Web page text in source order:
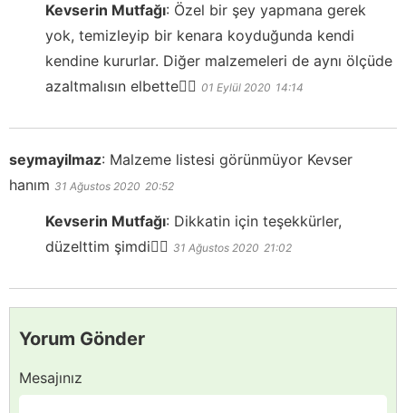
Kevserin Mutfağı: Özel bir şey yapmana gerek
yok, temizleyip bir kenara koyduğunda kendi
kendine kururlar. Diğer malzemeleri de aynı ölçüde
azaltmalısın elbette👍🏻 01 Eylül 2020 14:14
seymayilmaz: Malzeme listesi görünmüyor Kevser
hanım 31 Ağustos 2020 20:52
Kevserin Mutfağı: Dikkatin için teşekkürler,
düzelttim şimdi👍🏻 31 Ağustos 2020 21:02
Yorum Gönder
Mesajınız